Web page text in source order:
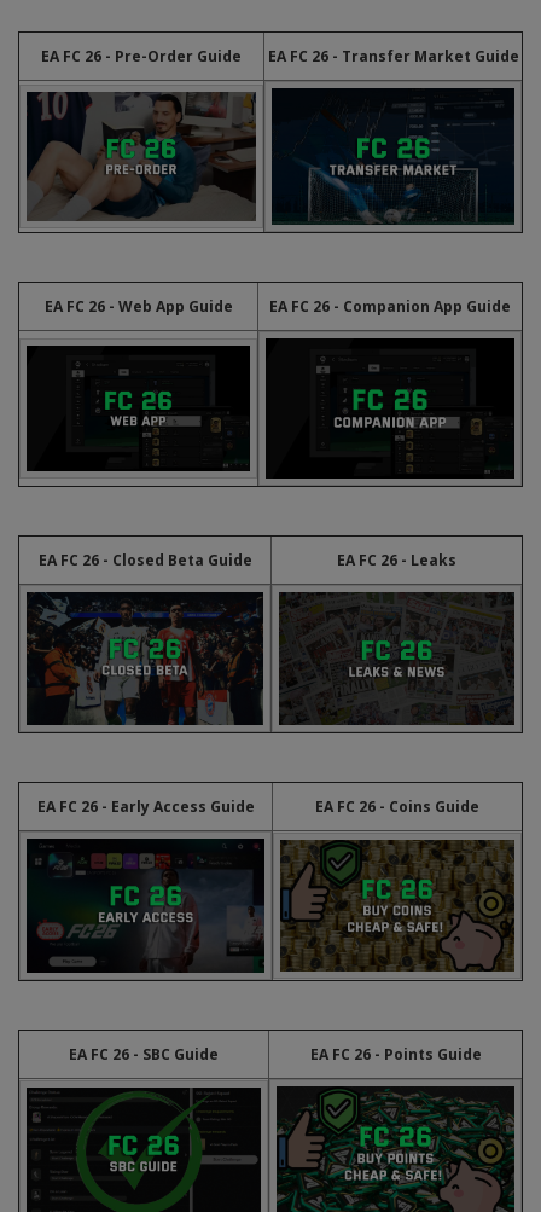
EA FC 26 - Pre-Order Guide EA FC 26 - Transfer Market Guide
EA FC 26 - Web App Guide EA FC 26 - Companion App Guide
EA FC 26 - Closed Beta Guide EA FC 26 - Leaks
EA FC 26 - Early Access Guide EA FC 26 - Coins Guide
EA FC 26 - SBC Guide EA FC 26 - Points Guide